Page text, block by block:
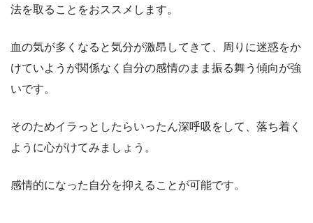
法を取ることをおススメします。
血の気が多くなると気分が激昂してきて、周りに迷惑をか
けていようが関係なく自分の感情のまま振る舞う傾向が強
いです。
そのためイラっとしたらいったん深呼吸をして、落ち着く
ように心がけてみましょう。
感情的になった自分を抑えることが可能です。